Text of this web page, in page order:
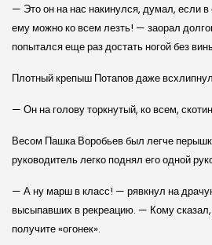
— Это он на нас накинулся, думал, если
ему можно ко всем лезть! — заорал
попытался еще раз достать ногой без
Плотный крепыш Потапов даже
— Он на голову торкнутый, ко всем,
Весом Пашка Воробьев был легче
руководитель легко поднял его одной
— А ну марш в класс! — рявкнул на
высыпавших в рекреацию. — Кому
получите «огонек».